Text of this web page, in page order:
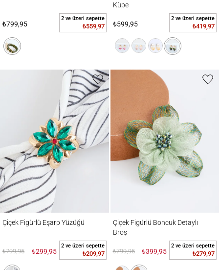
₺799,95
2 ve üzeri sepette
₺559,97
Küpe
₺599,95
2 ve üzeri sepette
₺419,97
Çiçek Figürlü Eşarp Yüzüğü
₺799,95 ₺299,95
2 ve üzeri sepette
₺209,97
Çiçek Figürlü Boncuk Detaylı
Broş
₺799,95 ₺399,95
2 ve üzeri sepette
₺279,97